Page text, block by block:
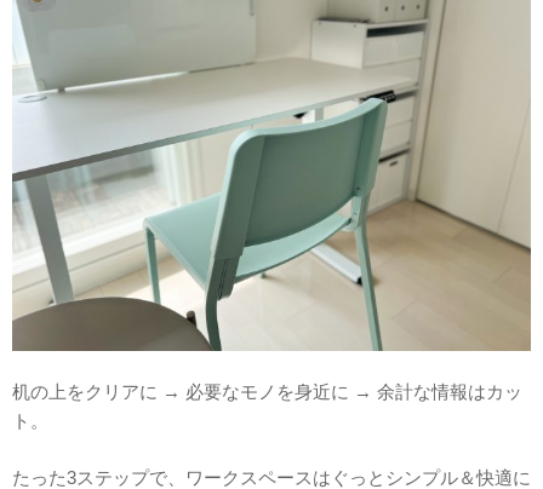
机の上をクリアに → 必要なモノを身近に → 余計な情報はカッ
ト。
たった3ステップで、ワークスペースはぐっとシンプル＆快適に